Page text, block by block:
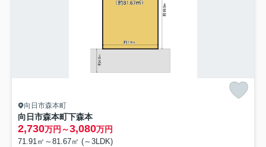
向日市森本町
向日市森本町下森本
2,730万円～3,080万円
71.91㎡～81.67㎡ (～3LDK)